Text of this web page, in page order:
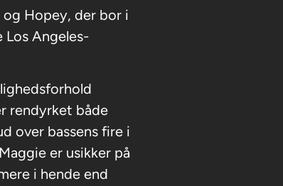
Hopey, der bor i
Angeles-
rendyrket både
over bassens fire i
er usikker på
i hende end